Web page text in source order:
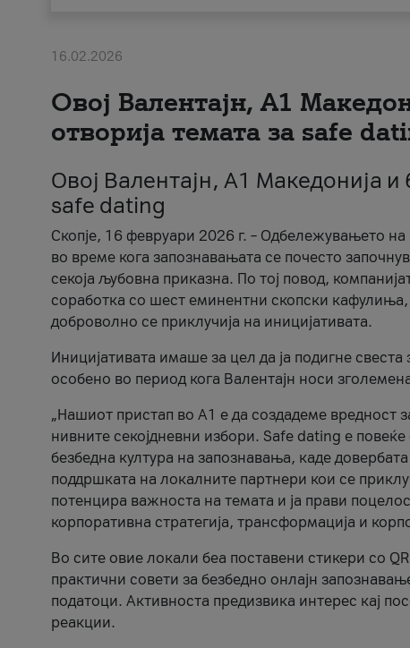
16.02.2026
Овој Валентајн, A1
отворија темата за safe
Овој Валентајн, A1 Македонија
safe dating
Скопје, 16 февруари 2026 г. – Одбележувањето
во време кога запознавањата се почесто
секоја љубовна приказна. По тој повод,
соработка со шест еминентни скопски
доброволно се приклучија на иницијативата.
Иницијативата имаше за цел да ја подигне
особено во период кога Валентајн носи
„Нашиот пристап во А1 е да создадеме вредност
нивните секојдневни избори. Safe dating е
безбедна култура на запознавања, каде
поддршката на локалните партнери кои се
потенцира важноста на темата и ја прави
корпоративна стратегија, трансформација и
Во сите овие локали беа поставени стикери со
практични совети за безбедно онлајн
податоци. Активноста предизвика интерес кај
реакции.